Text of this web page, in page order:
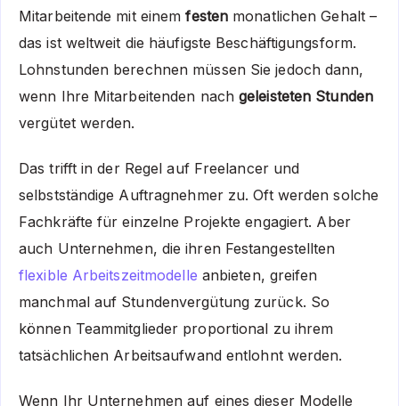
Mitarbeitende mit einemfesten monatlichen Gehalt –
das ist weltweit die häufigste Beschäftigungsform.
Lohnstunden berechnen müssen Sie jedoch dann,
wenn Ihre Mitarbeitenden nachgeleisteten Stunden
vergütet werden.
Das trifft in der Regel auf Freelancer und
selbstständige Auftragnehmer zu. Oft werden solche
Fachkräfte für einzelne Projekte engagiert. Aber
auch Unternehmen, die ihren Festangestellten
flexible Arbeitszeitmodelle anbieten, greifen
manchmal auf Stundenvergütung zurück. So
können Teammitglieder proportional zu ihrem
tatsächlichen Arbeitsaufwand entlohnt werden.
Wenn Ihr Unternehmen auf eines dieser Modelle